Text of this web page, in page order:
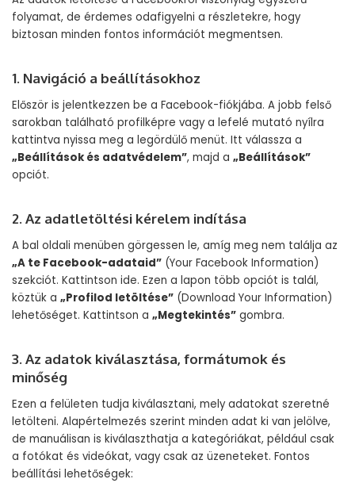
folyamat, de érdemes odafigyelni a részletekre, hogy
biztosan minden fontos információt megmentsen.
1. Navigáció a beállításokhoz
Először is jelentkezzen be a Facebook-fiókjába. A jobb felső
sarokban található profilképre vagy a lefelé mutató nyílra
kattintva nyissa meg a legördülő menüt. Itt válassza a
„Beállítások és adatvédelem”, majd a „Beállítások”
opciót.
2. Az adatletöltési kérelem indítása
A bal oldali menüben görgessen le, amíg meg nem találja az
„A te Facebook-adataid” (Your Facebook Information)
szekciót. Kattintson ide. Ezen a lapon több opciót is talál,
köztük a „Profilod letöltése” (Download Your Information)
lehetőséget. Kattintson a „Megtekintés” gombra.
3. Az adatok kiválasztása, formátumok és
minőség
Ezen a felületen tudja kiválasztani, mely adatokat szeretné
letölteni. Alapértelmezés szerint minden adat ki van jelölve,
de manuálisan is kiválaszthatja a kategóriákat, például csak
a fotókat és videókat, vagy csak az üzeneteket. Fontos
beállítási lehetőségek: